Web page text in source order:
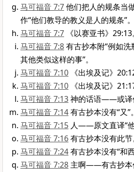
马可福音 7:7他们把人的规条
作“他们教导的教义是人的规条”。
马可福音 7:7 《以赛亚书》29:13。
马可福音 7:8有古抄本附“例如
其他类似这样的事”。
马可福音 7:10 《出埃及记》
马可福音 7:10 《出埃及记》
马可福音 7:13神的话语——或译
马可福音 7:14有古抄本没有“又”。
马可福音 7:15 人——原文直译“他
马可福音 7:16有古抄本没有此节
马可福音 7:24有古抄本没有“和西
马可福音 7:28 主啊——有古抄本